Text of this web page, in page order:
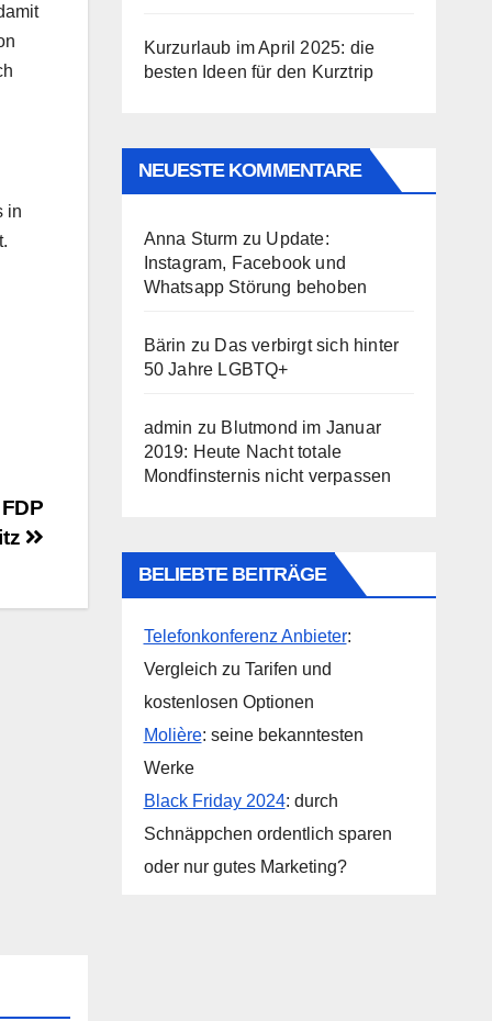
in
Kurzurlaub im April 2025: die
besten Ideen für den Kurztrip
NEUESTE KOMMENTARE
Anna Sturm zu Update:
Instagram, Facebook und
Whatsapp Störung behoben
Bärin zu Das verbirgt sich hinter
50 Jahre LGBTQ+
admin zu Blutmond im Januar
2019: Heute Nacht totale
Mondfinsternis nicht verpassen
BELIEBTE BEITRÄGE
Telefonkonferenz Anbieter:
Vergleich zu Tarifen und
kostenlosen Optionen
Molière: seine bekanntesten
Werke
Black Friday 2024: durch
Schnäppchen ordentlich sparen
oder nur gutes Marketing?